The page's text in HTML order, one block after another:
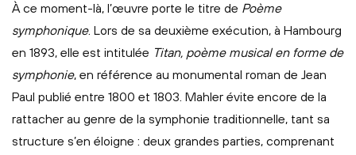
À ce moment-là, l’œuvre porte le titre de Poème
symphonique. Lors de sa deuxième exécution, à Hambourg
en 1893, elle est intitulée Titan, poème musical en forme de
symphonie, en référence au monumental roman de Jean
Paul publié entre 1800 et 1803. Mahler évite encore de la
rattacher au genre de la symphonie traditionnelle, tant sa
structure s’en éloigne : deux grandes parties, comprenant